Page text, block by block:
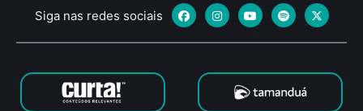
Siga nas redes sociais